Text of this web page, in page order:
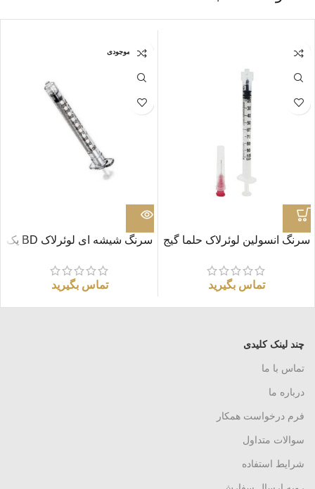
سرنگ انسولین لوئرلاک حلما گیج
تماس بگیرید
اتمام موجودی
سرنگ شیشه ای لوئرلاک BD یک
تماس بگیرید
چند لینک کلیدی
تماس با ما
درباره ما
فرم درخواست همکار
سوالات متداول
شرایط استفاده